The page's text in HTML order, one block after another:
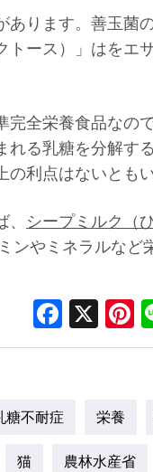
あります。善玉菌
ース）」はをエ
完全栄養食品なの
る乳糖を分解す
利点はないとも
シープミルク（
ンやミネラルな
X
糖不耐症 栄養
猫 農林水産省